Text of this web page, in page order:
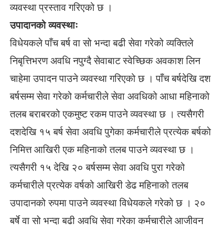
व्यवस्था प्रस्ताव गरिएको छ ।
उपादानको व्यवस्थाः
विधेयकले पाँच बर्ष वा सो भन्दा बढी सेवा गरेको व्यक्तिले
निबृत्तिभरण अवधि नपुग्दै सेवाबाट स्वेच्छिक अवकाश लिन
चाहेमा उपादन पाउने व्यवस्था गरिएको छ । पाँच बर्षदेखि दश
बर्षसम्म सेवा गरेको कर्मचारीले सेवा अवधिको आधा महिनाको
तलब बराबरको एकमुष्ट रकम पाउने व्यवस्था छ । त्यसैगरी
दशदेखि १५ बर्ष सेवा अवधि पुगेका कर्मचारीले प्रत्येक बर्षको
निमित्त आखिरी एक महिनाको तलब पाउने व्यवस्था छ ।
त्यसैगरी १५ देखि २० बर्षसम्म सेवा अवधि पुरा गरेको
कर्मचारीले प्रत्येक वर्षको आखिरी डेढ महिनाको तलब
उपादानको रुपमा पाउने व्यवस्था विधेयकले गरेको छ । २०
बर्षे वा सो भन्दा बढी अवधि सेवा गरेका कर्मचारीले आजीवन